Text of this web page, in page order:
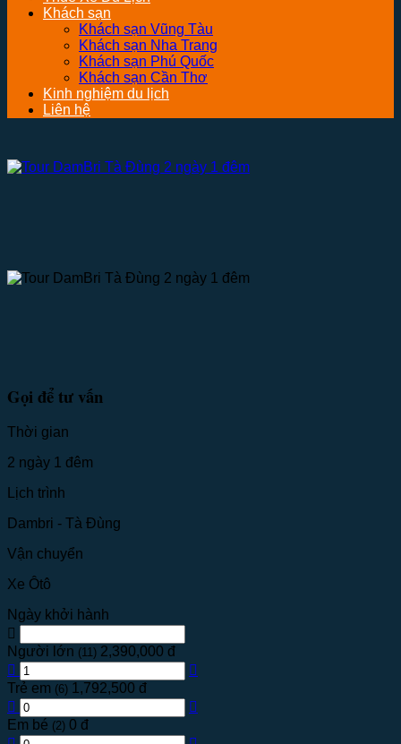
Khách sạn
Khách sạn Vũng Tàu
Khách sạn Nha Trang
Khách sạn Phú Quốc
Khách sạn Cần Thơ
Kinh nghiệm du lịch
Liên hệ
Gọi để tư vấn
Thời gian
2 ngày 1 đêm
Lịch trình
Dambri - Tà Đùng
Vận chuyển
Xe Ôtô
Ngày khởi hành
Người lớn (11) 2,390,000 đ
Trẻ em (6) 1,792,500 đ
Em bé (2) 0 đ